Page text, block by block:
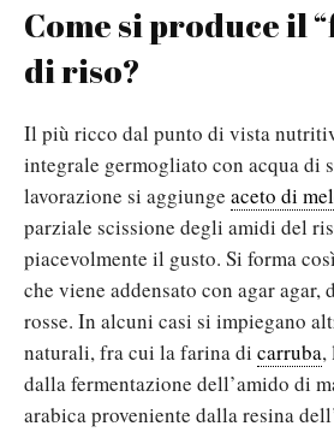
Come si produce il
di riso?
Il più ricco dal punto di vista
integrale germogliato con acqua di
lavorazione si aggiunge aceto di
parziale scissione degli amidi del
piacevolmente il gusto. Si forma
che viene addensato con agar agar,
rosse. In alcuni casi si impiegano
naturali, fra cui la farina di carruba,
dalla fermentazione dell’amido di
arabica proveniente dalla resina